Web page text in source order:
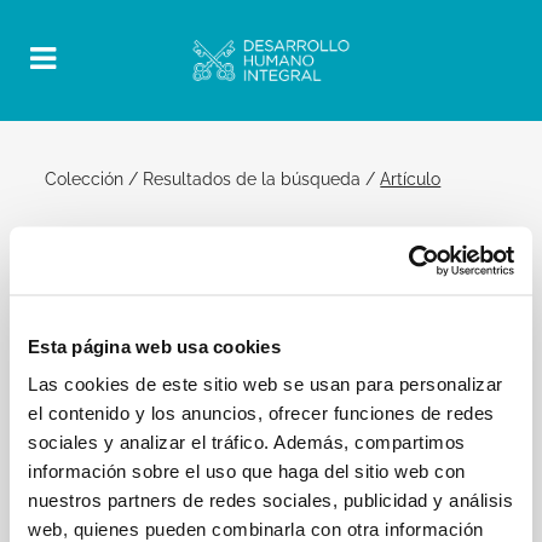
Esta página web usa cookies
Las cookies de este sitio web se usan para personalizar
el contenido y los anuncios, ofrecer funciones de redes
sociales y analizar el tráfico. Además, compartimos
información sobre el uso que haga del sitio web con
nuestros partners de redes sociales, publicidad y análisis
web, quienes pueden combinarla con otra información
Colección / Resultados de la búsqueda /Artículo
PAPA FRANCISCO AUDIENCIA GENERAL
Saluti:
[…] Extiendo una cordial bienvenida a los fieles de
la lengua italiana. En particular, saludo a […] los
refugiados cristianos de Ghana y Nigeria, invitados